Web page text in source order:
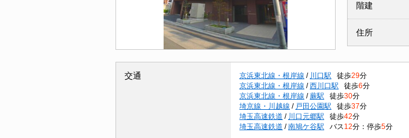
階建
住所
交通 京浜東北線・根岸線 / 川口駅 徒歩29分
京浜東北線・根岸線 / 西川口駅 徒歩6分
京浜東北線・根岸線 / 蕨駅 徒歩30分
埼京線・川越線 / 戸田公園駅 徒歩37分
埼玉高速鉄道 / 川口元郷駅 徒歩42分
埼玉高速鉄道 / 南鳩ケ谷駅 バス 12分：停歩5分